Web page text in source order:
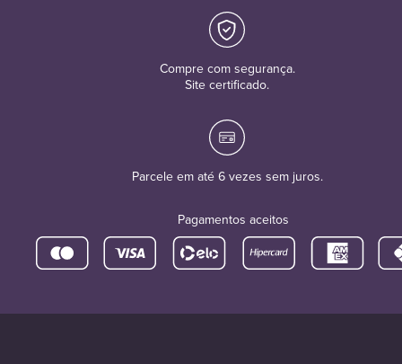
Compre com segurança.
Site certificado.
Parcele em até 6 vezes sem juros.
Pagamentos aceitos